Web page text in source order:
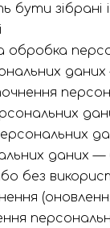
бути
даних —
без